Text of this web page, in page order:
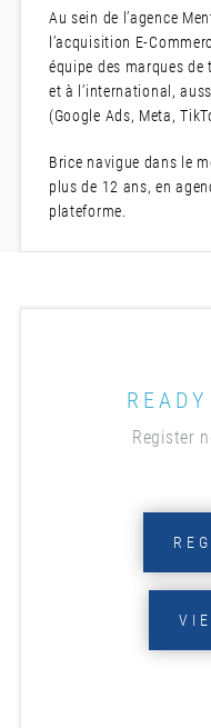
Au sein de l’agence
l’acquisition E-
équipe des marques de
et à l’international,
(Google Ads, Meta,
Brice navigue dans le
plus de 12 ans, en
plateforme.
Register